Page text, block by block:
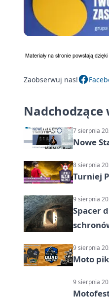
Zaobserwuj nas!
Nadchodzące
7 sierpnia
Nowe
8 sierpnia
Turniej
9 sierpnia
Spacer
9 sierpnia
Moto
9 sierpnia